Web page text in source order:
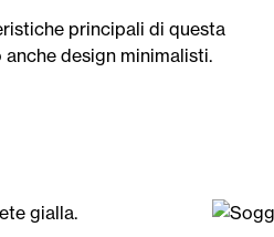
principali di questa
design minimalisti.